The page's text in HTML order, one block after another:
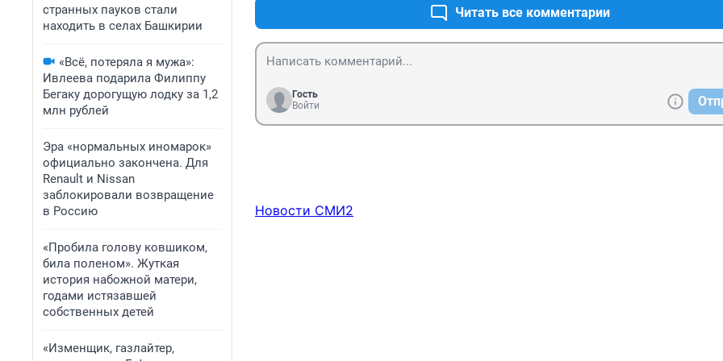
странных пауков стали
находить в селах Башкирии
«Всё, потеряла я мужа»:
Ивлеева подарила Филиппу
Бегаку дорогущую лодку за 1,2
млн рублей
Эра «нормальных иномарок»
официально закончена. Для
Renault и Nissan
заблокировали возвращение
в Россию
«Пробила голову ковшиком,
била поленом». Жуткая
история набожной матери,
годами истязавшей
собственных детей
«Изменщик, газлайтер,
Читать все комментарии
Гость
Войти
Новости СМИ2